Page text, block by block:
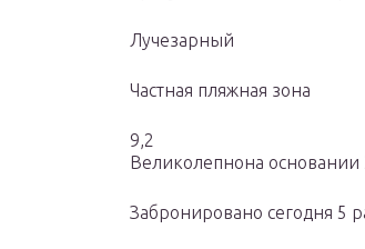
Лучезарный
Частная пляжная зона
9,2
Великолепнона основании
Забронировано сегодня 5